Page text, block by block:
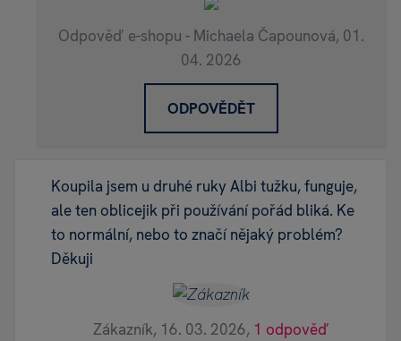
Odpověď e-shopu - Michaela Čapounová, 01.
04. 2026
ODPOVĚDĚT
Koupila jsem u druhé ruky Albi tužku, funguje,
ale ten oblicejik při používání pořád bliká. Ke
to normální, nebo to značí nějaký problém?
Děkuji
Zákazník, 16. 03. 2026, 1 odpověď